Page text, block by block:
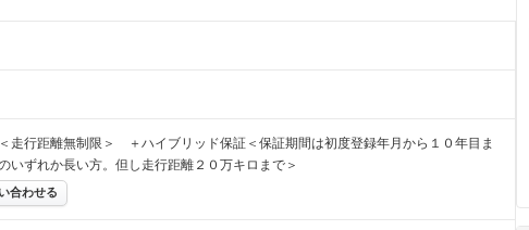
走行距離無制限＞ ＋ハイブリッド保証＜保証期間は初度登録年月から１０年目ま
いずれか長い方。但し走行距離２０万キロまで＞
合わせる